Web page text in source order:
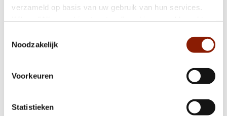
verzameld op basis van uw gebruik van hun services.
Op onzeprivacypagina
kunt u meer lezen over onze
cookies en via de cookie-instellingen button linksonder op
onze website kan je je toestemming op elk moment
wijzigen.
Noodzakelijk
Voorkeuren
Statistieken
VEGHEL
Drie dagen per week heerlijk ontspannen en genieten van wat